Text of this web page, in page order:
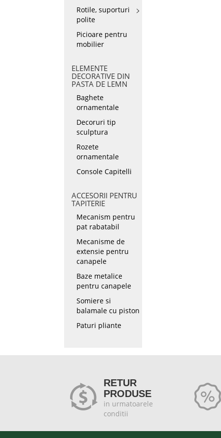
Rotile, suporturi
polite
Picioare pentru
mobilier
ELEMENTE
DECORATIVE DIN
PASTA DE LEMN
Baghete
ornamentale
Decoruri tip
sculptura
Rozete
ornamentale
Console Capitelli
ACCESORII PENTRU
TAPITERIE
Mecanism pentru
pat rabatabil
Mecanisme de
extensie pentru
canapele
Baze metalice
pentru canapele
Somiere si
balamale cu piston
Paturi pliante
RETUR
PRODUSE
in urmatoarele
conditii